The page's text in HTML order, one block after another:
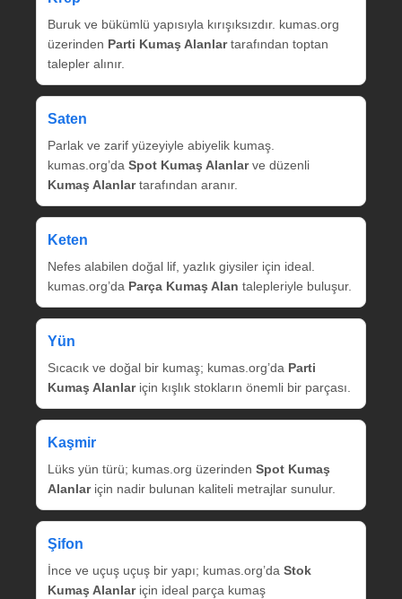
Buruk ve bükümlü yapısıyla kırışıksızdır. kumas.org
üzerinden Parti Kumaş Alanlartarafından toptan
talepler alınır.
Saten
Parlak ve zarif yüzeyiyle abiyelik kumaş.
kumas.org’da Spot Kumaş Alanlarve düzenli
Kumaş Alanlartarafından aranır.
Keten
Nefes alabilen doğal lif, yazlık giysiler için ideal.
kumas.org’da Parça Kumaş Alan talepleriyle buluşur.
Yün
Sıcacık ve doğal bir kumaş; kumas.org’da Parti
Kumaş Alanlariçin kışlık stokların önemli bir parçası.
Kaşmir
Lüks yün türü; kumas.org üzerinden Spot Kumaş
Alanlariçin nadir bulunan kaliteli metrajlar sunulur.
Şifon
İnce ve uçuş uçuş bir yapı; kumas.org’da Stok
Kumaş Alanlariçin ideal parça kumaş